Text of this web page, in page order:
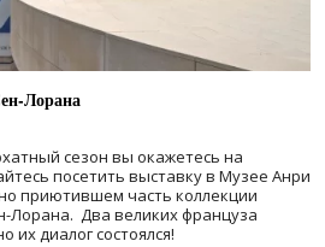
Лорана
сезон вы окажетесь на
посетить выставку в Музее Анри
приютившем часть коллекции
Лорана. Два великих француза
их диалог состоялся!